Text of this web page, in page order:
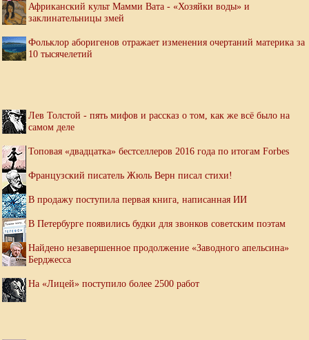
Африканский культ Мамми Вата - «Хозяйки воды» и
заклинательницы змей
Фольклор аборигенов отражает изменения очертаний материка за
10 тысячелетий
Лев Толстой - пять мифов и рассказ о том, как же всё было на
самом деле
Топовая «двадцатка» бестселлеров 2016 года по итогам Forbes
Французский писатель Жюль Верн писал стихи!
В продажу поступила первая книга, написанная ИИ
В Петербурге появились будки для звонков советским поэтам
Найдено незавершенное продолжение «Заводного апельсина»
Берджесса
На «Лицей» поступило более 2500 работ